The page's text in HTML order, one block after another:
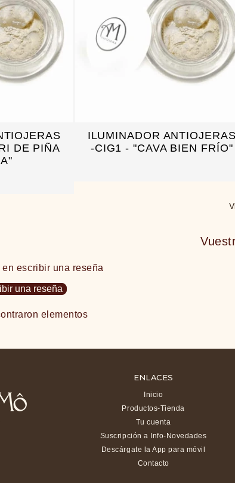
DE PIÑA
ILUMINADOR ANTIOJERAS
-CIG1 - "CAVA BIEN FRÍO"
escribir una reseña
una reseña
elementos
ENLACES
Inicio
Productos-Tienda
Tu cuenta
Suscripción a Info-Novedades
Descárgate la App para móvil
Contacto